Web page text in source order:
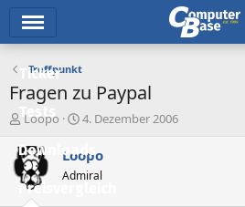
Ticker
Tests
Downloads
Preisvergleich
Treffpunkt
Fragen zu Paypal
E
s
t
e
Loopo
E
s
e
4. Dezember 2006
Loopo
Admiral